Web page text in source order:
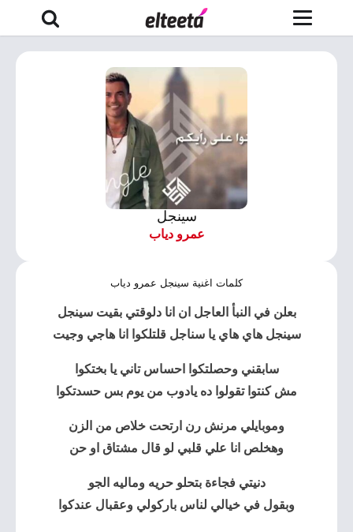
سينجل
عمرو دياب
كلمات اغنية سينجل عمرو دياب
بعلن في النبأ العاجل ان انا دلوقتي بقيت سينجل
سينجل هاي هاي يا سناجل قلتلكوا انا هاجي وجيت
سابقني وحصلتكوا احساس تاني يا بختكوا
مش كنتوا تقولوا ده يادوب من يوم بس حسدتكوا
وموبايلي مرنش رن ارتحت خلاص من الزن
وهخلص انا علي قلبي لو قال مشتاق او حن
دنيتي فجاءة بتحلو حريه وماليه الجو
وبقول في خيالي لناس باركولي وعقبال عندكوا